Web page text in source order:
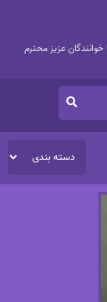
عزیز محترم